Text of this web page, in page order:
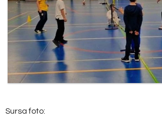
Sursa foto: